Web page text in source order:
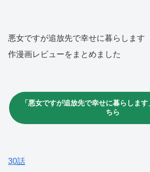
悪女ですが追放先で幸せに暮らしま
作漫画レビューをまとめました
「悪女ですが追放先で幸せに暮らしま
ちら
30話